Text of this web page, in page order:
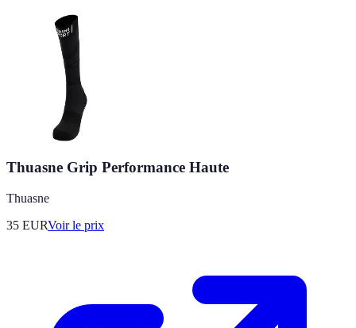
Thuasne Grip Performance Haute
Thuasne
35 EURVoir le prix